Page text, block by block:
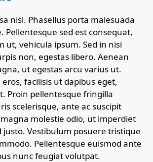
nisl. Phasellus porta malesuada
Pellentesque sed est consequat,
ut, vehicula ipsum. Sed in nisi
non, egestas libero. Aenean
ut egestas arcu varius ut.
facilisis ut dapibus eget,
Proin pellentesque fringilla
scelerisque, ante ac suscipit
molestie odio, ut imperdiet
justo. Vestibulum posuere tristique
Pellentesque euismod ante
nunc feugiat volutpat.